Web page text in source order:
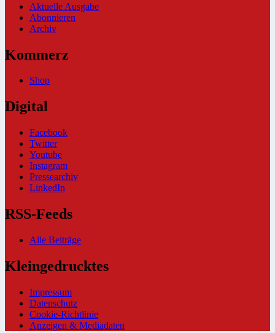
Aktuelle Ausgabe
Abonnieren
Archiv
Kommerz
Shop
Digital
Facebook
Twitter
Youtube
Instagram
Pressearchiv
LinkedIn
RSS-Feeds
Alle Beiträge
Kleingedrucktes
Impressum
Datenschutz
Cookie-Richtlinie
Anzeigen & Mediadaten